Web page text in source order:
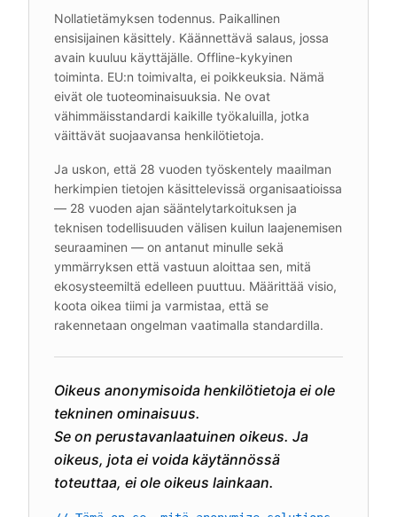
Nollatietämyksen todennus. Paikallinen
ensisijainen käsittely. Käännettävä salaus, jossa
avain kuuluu käyttäjälle. Offline-kykyinen
toiminta. EU:n toimivalta, ei poikkeuksia. Nämä
eivät ole tuoteominaisuuksia. Ne ovat
vähimmäisstandardi kaikille työkaluilla, jotka
väittävät suojaavansa henkilötietoja.
Ja uskon, että 28 vuoden työskentely maailman
herkimpien tietojen käsittelevissä organisaatioissa
— 28 vuoden ajan sääntelytarkoituksen ja
teknisen todellisuuden välisen kuilun laajenemisen
seuraaminen — on antanut minulle sekä
ymmärryksen että vastuun aloittaa sen, mitä
ekosysteemiltä edelleen puuttuu. Määrittää visio,
koota oikea tiimi ja varmistaa, että se
rakennetaan ongelman vaatimalla standardilla.
Oikeus anonymisoida henkilötietoja ei ole
tekninen ominaisuus.
Se on perustavanlaatuinen oikeus. Ja
oikeus, jota ei voida käytännössä
toteuttaa, ei ole oikeus lainkaan.